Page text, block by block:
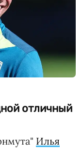
отличный
Илья